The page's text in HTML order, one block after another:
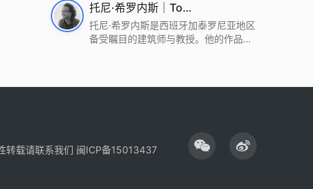
2022 DFA中获Merit,2021 Architizer
A+ Firm Awards中获Special
Mention：Best Young Firm，2020 IF
进的设计方法、多元的专业团队和国际
化的作品著称，曾获密斯·凡·德罗奖、
Bigmat奖等多项重要奖项。XDGA主张
托尼·希罗内斯｜Toni Gironès
托尼·希罗内斯是西班牙加泰罗尼亚地区
备受瞩目的建筑师与教授。他的作品深
转载请联系我们 闽ICP备15013437